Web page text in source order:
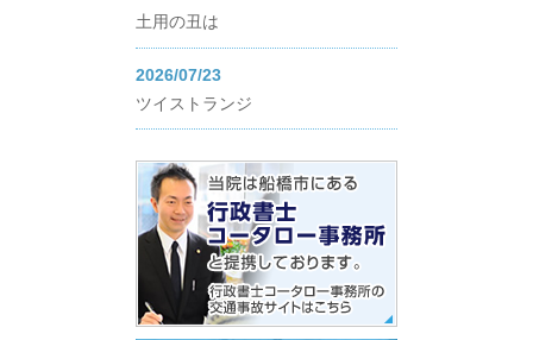
土用の丑は
2026/07/23
ツイストランジ